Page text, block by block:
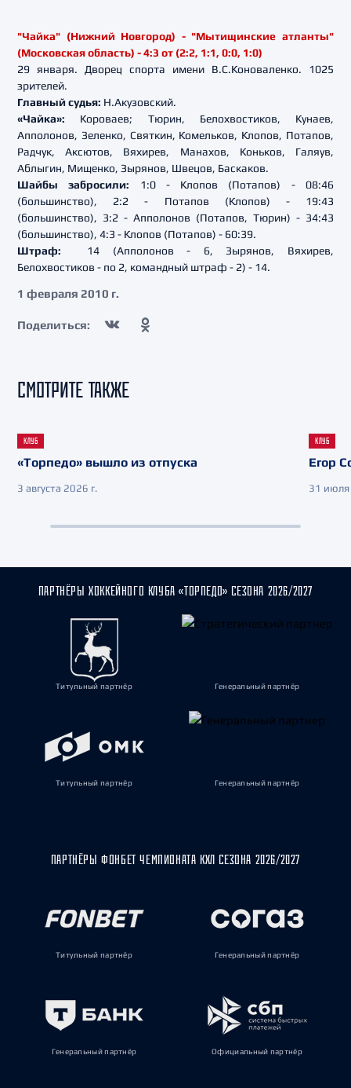
"Чайка" (Нижний Новгород) - "Мытищинские атланты"
(Московская область) - 4:3 от (2:2, 1:1, 0:0, 1:0)
29 января. Дворец спорта имени В.С.Коноваленко. 1025
зрителей.
Главный судья: Н.Акузовский.
«Чайка»: Короваев; Тюрин, Белохвостиков, Кунаев,
Апполонов, Зеленко, Святкин, Комельков, Клопов, Потапов,
Радчук, Аксютов, Вяхирев, Манахов, Коньков, Галяув,
Аблыгин, Мищенко, Зырянов, Швецов, Баскаков.
Шайбы забросили: 1:0 - Клопов (Потапов) - 08:46
(большинство), 2:2 - Потапов (Клопов) - 19:43
(большинство), 3:2 - Апполонов (Потапов, Тюрин) - 34:43
(большинство), 4:3 - Клопов (Потапов) - 60:39.
Штраф:
14 (Апполонов - 6, Зырянов, Вяхирев,
Белохвостиков - по 2, командный штраф - 2) - 14.
1 февраля 2010 г.
Поделиться:
СМОТРИТЕ ТАКЖЕ
КЛУБ
«Торпедо» вышло из отпуска
3 августа 2026 г.
КЛУБ
Егор
31 июля
ПАРТНЁРЫ ХОККЕЙНОГО КЛУБА «ТОРПЕДО» СЕЗОНА 2026/2027
Титульный партнёр Генеральный партнёр
Титульный партнёр Генеральный партнёр
ПАРТНЁРЫ ФОНБЕТ ЧЕМПИОНАТА КХЛ СЕЗОНА 2026/2027
Титульный партнёр Генеральный партнёр
Генеральный партнёр Официальный партнёр